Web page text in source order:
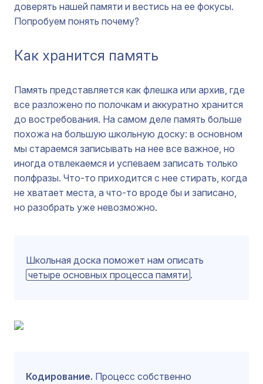
доверять нашей памяти и вестись на ее фокусы.
Попробуем понять почему?
Как хранится память
Память представляется как флешка или архив, где
все разложено по полочкам и аккуратно хранится
до востребования. На самом деле память больше
похожа на большую школьную доску: в основном
мы стараемся записывать на нее все важное, но
иногда отвлекаемся и успеваем записать только
полфразы. Что-то приходится с нее стирать, когда
не хватает места, а что-то вроде бы и записано,
но разобрать уже невозможно.
Школьная доска поможет нам описать
четыре основных процесса памяти .
Кодирование. Процесс собственно